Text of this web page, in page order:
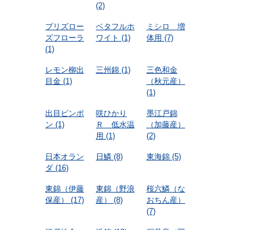
(2)
プリズロー
ズフローラ
(1)
ベタフルホ
ワイト (1)
ミシロ 増
体用 (7)
レモン柳出
目金 (1)
三州錦(1)
三色和金
（秋元産）
(1)
出目ピンポ
ン (1)
咲ひかり
Ｒ 低水温
用 (1)
墨江戸錦
（加藤産）
(2)
日本オラン
ダ (16)
日鱗(8) 東海錦(5)
東錦（伊藤
保産）
(17)
東錦（野浪
産）
(8)
桜六鱗（な
おちん産）
(7)